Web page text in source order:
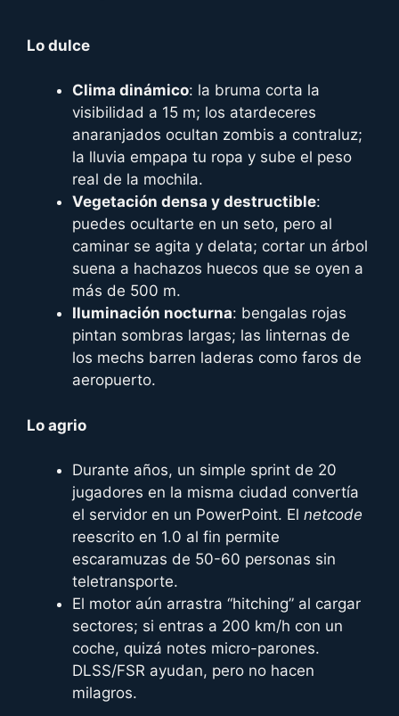
Lo dulce
Clima dinámico: la bruma corta la
visibilidad a 15 m; los atardeceres
anaranjados ocultan zombis a contraluz;
la lluvia empapa tu ropa y sube el peso
real de la mochila.
Vegetación densa y destructible:
puedes ocultarte en un seto, pero al
caminar se agita y delata; cortar un árbol
suena a hachazos huecos que se oyen a
más de 500 m.
Iluminación nocturna: bengalas rojas
pintan sombras largas; las linternas de
los mechs barren laderas como faros de
aeropuerto.
Lo agrio
Durante años, un simple sprint de 20
jugadores en la misma ciudad convertía
el servidor en un PowerPoint. El netcode
reescrito en 1.0 al fin permite
escaramuzas de 50-60 personas sin
teletransporte.
El motor aún arrastra “hitching” al cargar
sectores; si entras a 200 km/h con un
coche, quizá notes micro-parones.
DLSS/FSR ayudan, pero no hacen
milagros.